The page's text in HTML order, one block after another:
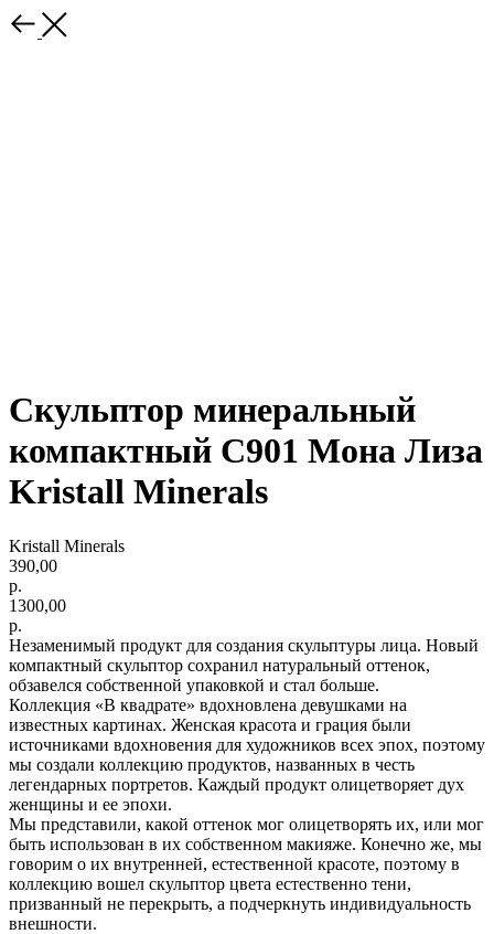
Скульптор минеральный
компактный С901 Мона Лиза
Kristall Minerals
Kristall Minerals
390,00
р.
1300,00
р.
Незаменимый продукт для создания скульптуры лица. Новый
компактный скульптор сохранил натуральный оттенок,
обзавелся собственной упаковкой и стал больше.
Коллекция «В квадрате» вдохновлена девушками на
известных картинах. Женская красота и грация были
источниками вдохновения для художников всех эпох, поэтому
мы создали коллекцию продуктов, названных в честь
легендарных портретов. Каждый продукт олицетворяет дух
женщины и ее эпохи.
Мы представили, какой оттенок мог олицетворять их, или мог
быть использован в их собственном макияже. Конечно же, мы
говорим о их внутренней, естественной красоте, поэтому в
коллекцию вошел скульптор цвета естественно тени,
призванный не перекрыть, а подчеркнуть индивидуальность
внешности.